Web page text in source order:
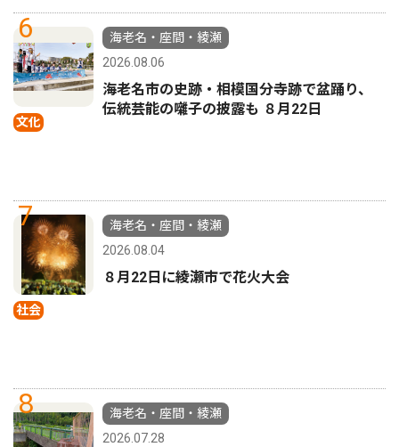
6
文化
海老名・座間・綾瀬
2026.08.06
海老名市の史跡・相模国分寺跡で盆踊り、
伝統芸能の囃子の披露も ８月22日
7
社会
海老名・座間・綾瀬
2026.08.04
８月22日に綾瀬市で花火大会
8
海老名・座間・綾瀬
2026.07.28